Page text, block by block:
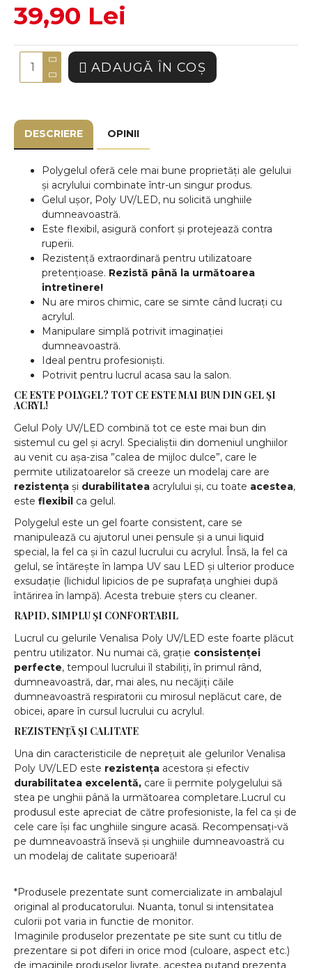
39,90 Lei
ADAUGĂ ÎN COŞ
DESCRIERE OPINII
Polygelul oferă cele mai bune proprietăți ale gelului
și acrylului combinate într-un singur produs.
Gelul ușor, Poly UV/LED, nu solicită unghiile
dumneavoastră.
Este flexibil, asigură confort și protejează contra
ruperii.
Rezistență extraordinară pentru utilizatoare
pretențioase. Rezistă până la următoarea
intretinere!
Nu are miros chimic, care se simte când lucrați cu
acrylul.
Manipulare simplă potrivit imaginației
dumneavoastră.
Ideal pentru profesioniști.
Potrivit pentru lucrul acasa sau la salon.
CE ESTE POLYGEL? TOT CE ESTE MAI BUN DIN GEL ȘI
ACRYL!
Gelul Poly UV/LED combină tot ce este mai bun din
sistemul cu gel și acryl. Specialiștii din domeniul unghiilor
au venit cu așa-zisa ”calea de mijloc dulce”, care le
permite utilizatoarelor să creeze un modelaj care are
rezistența și durabilitatea acrylului și, cu toate acestea,
este flexibil ca gelul.
Polygelul este un gel foarte consistent, care se
manipulează cu ajutorul unei pensule și a unui liquid
special, la fel ca și în cazul lucrului cu acrylul. Însă, la fel ca
gelul, se întărește în lampa UV sau LED și ulterior produce
exsudație (lichidul lipicios de pe suprafața unghiei după
întărirea în lampă). Acesta trebuie șters cu cleaner.
RAPID, SIMPLU ȘI CONFORTABIL
Lucrul cu gelurile Venalisa Poly UV/LED este foarte plăcut
pentru utilizator. Nu numai că, grație consistenței
perfecte, tempoul lucrului îl stabiliți, în primul rând,
dumneavoastră, dar, mai ales, nu necăjiți căile
dumneavoastră respiratorii cu mirosul neplăcut care, de
obicei, apare în cursul lucrului cu acrylul.
REZISTENȚĂ ȘI CALITATE
Una din caracteristicile de neprețuit ale gelurilor Venalisa
Poly UV/LED este rezistența acestora și efectiv
durabilitatea excelentă, care îi permite polygelului să
stea pe unghii până la următoarea completare.Lucrul cu
produsul este apreciat de către profesioniste, la fel ca și de
cele care își fac unghiile singure acasă. Recompensați-vă
pe dumneavoastră însevă și unghiile dumneavoastră cu
un modelaj de calitate superioară!
*Produsele prezentate sunt comercializate in ambalajul
original al producatorului. Nuanta, tonul si intensitatea
culorii pot varia in functie de monitor.
Imaginile produselor prezentate pe site sunt cu titlu de
prezentare si pot diferi in orice mod (culoare, aspect etc.)
de imaginile produselor livrate, acestea putand prezenta